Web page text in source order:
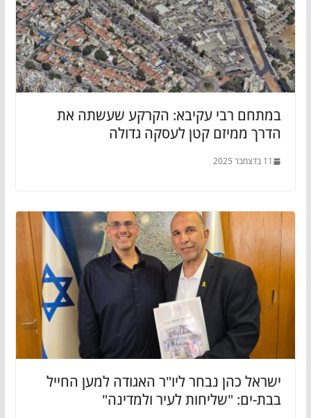
במתחם רבי עקיבא: הקרקע שעשתה את
הדרך ממיזם קטן לעסקה גדולה
11 בדצמבר 2025
ישראל כהן נבחר ליו"ר האגודה למען החייל
בבת-ים: "שליחות לעיר ולמדינה"